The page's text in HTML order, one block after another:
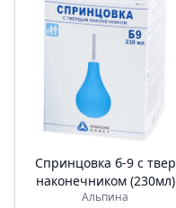
Спринцовка б-9 с твер
наконечником (230мл)
Альпина